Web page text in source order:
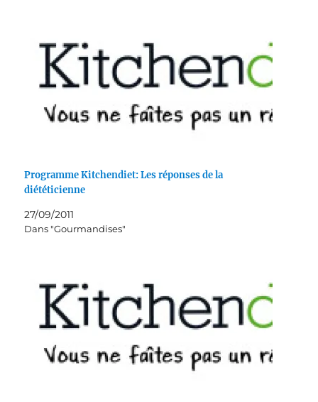
Programme Kitchendiet: Les réponses de la
diététicienne
27/09/2011
Dans "Gourmandises"